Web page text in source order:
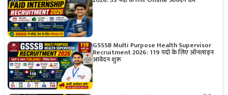
GSSSB Multi Purpose Health Supervisor
Recruitment 2026: 119 पदों के लिए ऑनलाइन
आवेदन शुरू